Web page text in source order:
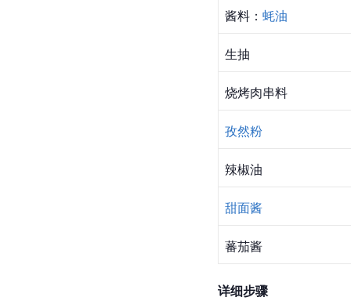
酱料： 蚝油
生抽
烧烤肉串料
孜然粉
辣椒油
甜面酱
蕃茄酱
详细步骤